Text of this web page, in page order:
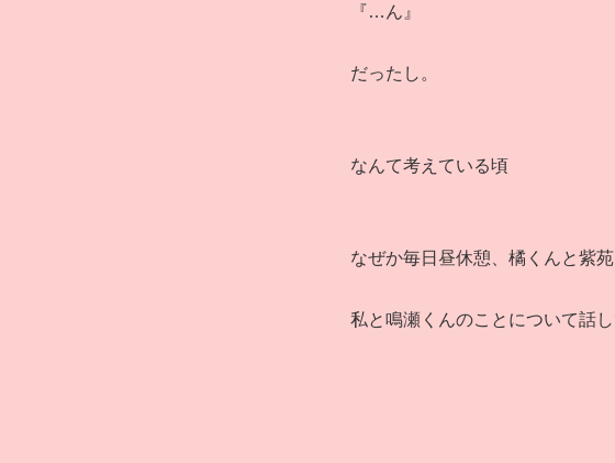
『…ん』
だったし。
なんて考えている頃
なぜか毎日昼休憩、橘くんと紫
私と鳴瀬くんのことについて話し